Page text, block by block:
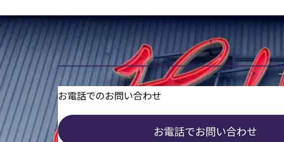
お電話でのお問い合わせ
お電話でお問い合わせ